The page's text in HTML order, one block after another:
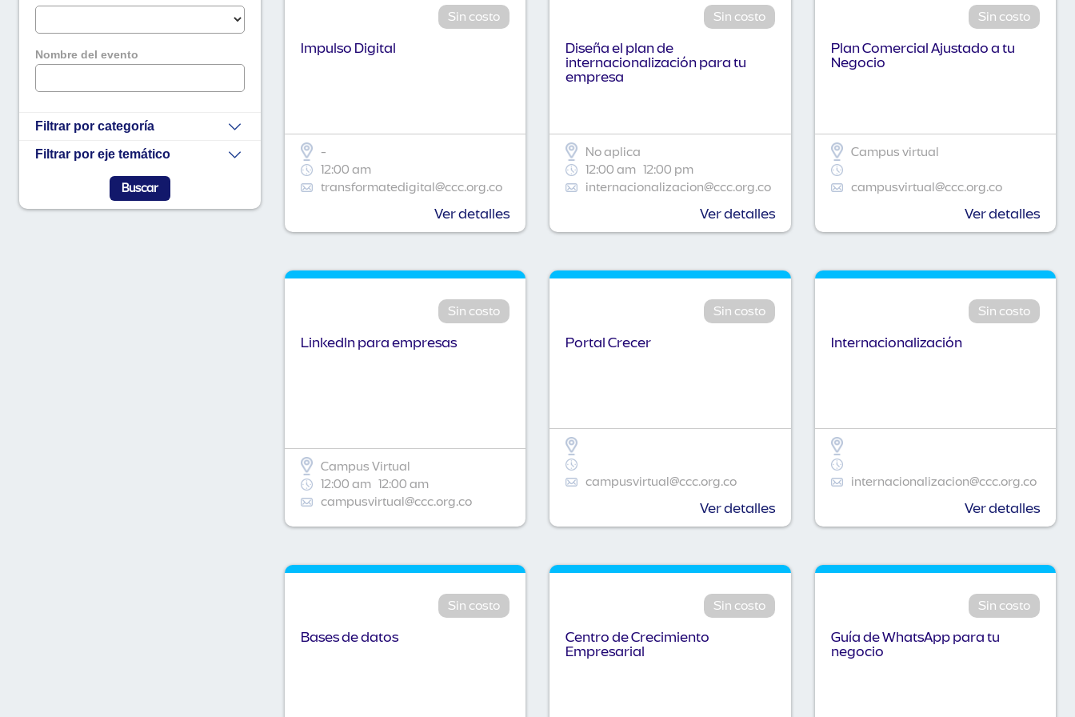
Nombre del evento
Filtrar por categoría
Filtrar por eje temático
Sin costo
Impulso Digital
-
12:00 am
transformatedigital@ccc.org.co
Ver detalles
Sin costo
Diseña el plan de
internacionalización para tu
empresa
No aplica
12:00 am 12:00 pm
internacionalizacion@ccc.org.co
Ver detalles
Sin costo
Plan Comercial Ajustado a tu
Negocio
Campus virtual
campusvirtual@ccc.org.co
Ver detalles
Sin costo
Linkedln para empresas
Campus Virtual
12:00 am 12:00 am
campusvirtual@ccc.org.co
Sin costo
Portal Crecer
campusvirtual@ccc.org.co
Ver detalles
Sin costo
Internacionalización
internacionalizacion@ccc.org.co
Ver detalles
Sin costo
Bases de datos
Sin costo
Centro de Crecimiento
Empresarial
Sin costo
Guía de WhatsApp para tu
negocio